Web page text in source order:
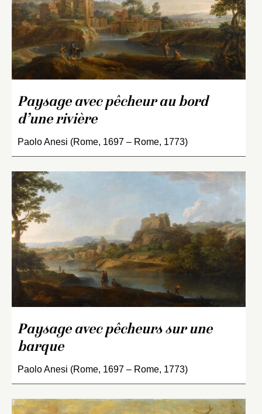
Paysage avec pêcheur au bord
d’une rivière
Paolo Anesi (Rome, 1697 – Rome, 1773)
Paysage avec pêcheurs sur une
barque
Paolo Anesi (Rome, 1697 – Rome, 1773)